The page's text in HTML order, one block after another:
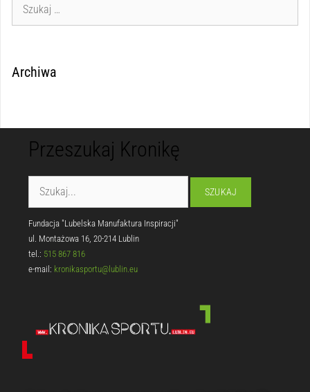
Archiwa
Przeszukaj Kronikę
Fundacja "Lubelska Manufaktura Inspiracji"
ul. Montażowa 16, 20-214 Lublin
tel.: 515 867 816
e-mail: kronikasportu@lublin.eu